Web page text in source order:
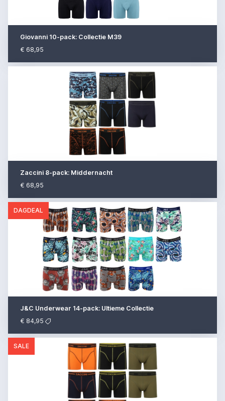
Giovanni 10-pack: Collectie M39
€ 68,95
Zaccini 8-pack: Middernacht
€ 68,95
DAGDEAL
J&C Underwear 14-pack: Ultieme Collectie
€ 84,95
SALE